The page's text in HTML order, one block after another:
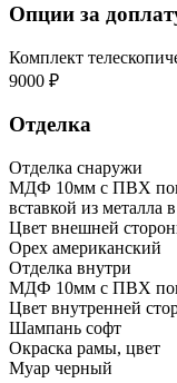
Опции за
Комплект
9000 ₽
Отделка
Отделка снаружи
МДФ 10мм с ПВХ
вставкой из металла
Цвет внешней
Орех американский
Отделка внутри
МДФ 10мм с ПВХ
Цвет внутренней
Шампань софт
Окраска рамы, цвет
Муар черный